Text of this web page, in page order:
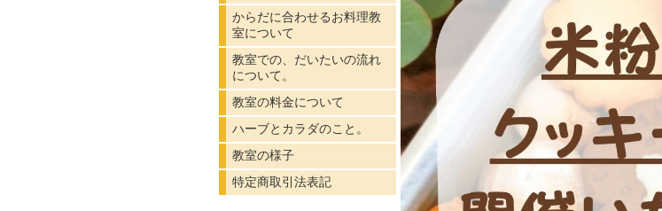
からだに合わせるお料理教
室について
教室での、だいたいの流れ
について。
教室の料金について
ハーブとカラダのこと。
教室の様子
特定商取引法表記